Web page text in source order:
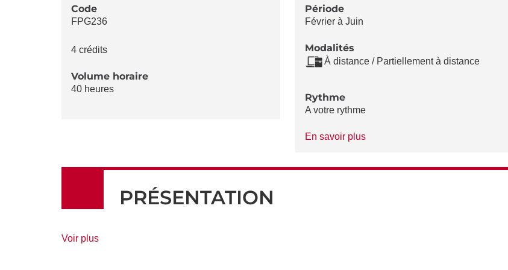
LA
Code
FPG236
4 crédits
Volume horaire
40 heures
Période
Février à Juin
Modalités
À distance / Partiellement à distance
Rythme
A votre rythme
En savoir plusà
Rythme
PRÉSENTATION
Voir plusde